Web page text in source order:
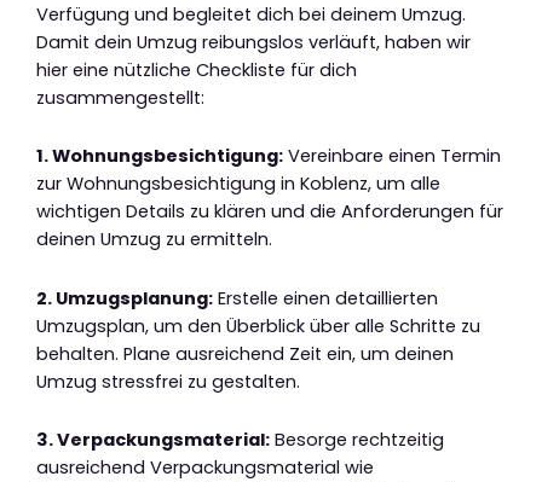
Verfügung und begleitet dich bei deinem Umzug.
Damit dein Umzug reibungslos verläuft, haben wir
hier eine nützliche Checkliste für dich
zusammengestellt:
1. Wohnungsbesichtigung: Vereinbare einen Termin
zur Wohnungsbesichtigung in Koblenz, um alle
wichtigen Details zu klären und die Anforderungen für
deinen Umzug zu ermitteln.
2. Umzugsplanung: Erstelle einen detaillierten
Umzugsplan, um den Überblick über alle Schritte zu
behalten. Plane ausreichend Zeit ein, um deinen
Umzug stressfrei zu gestalten.
3. Verpackungsmaterial: Besorge rechtzeitig
ausreichend Verpackungsmaterial wie